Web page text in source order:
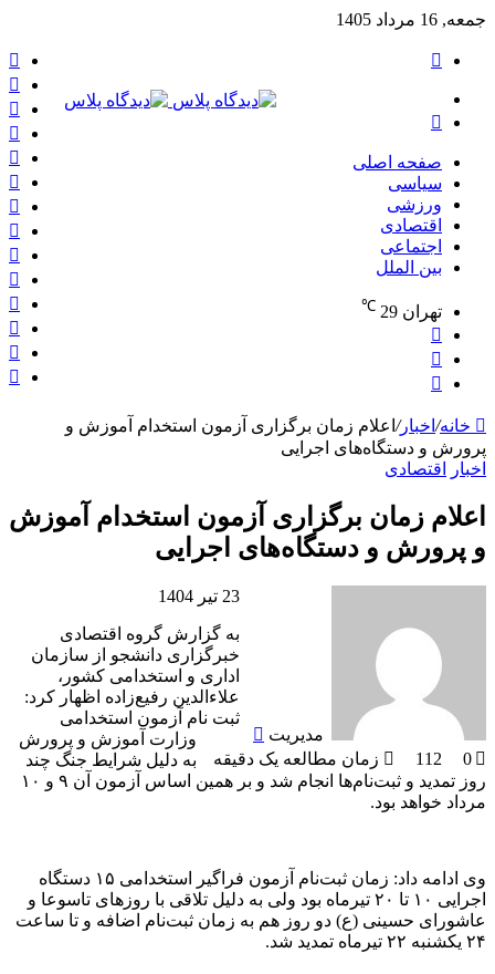
جمعه, 16 مرداد 1405
صفحه اصلی
سیاسی
ورزشی
اقتصادی
اجتماعی
بین الملل
تهران 29
℃
خانه/ اخبار/ اعلام زمان برگزاری آزمون استخدام آموزش و
پرورش و دستگاه‌های اجرایی
اخبار
اقتصادی
اعلام زمان برگزاری آزمون استخدام آموزش
و پرورش و دستگاه‌های اجرایی
مدیریت
ارسال
ایمیل
23 تیر 1404
0 زمان مطالعه یک دقیقه
به گزارش گروه اقتصادی
خبرگزاری دانشجو از سازمان
اداری و استخدامی کشور،
علاءالدین رفیع‌زاده اظهار کرد:
ثبت نام آزمون استخدامی
وزارت آموزش و پرورش
به دلیل شرایط جنگ چند
روز تمدید و ثبت‌نام‌ها انجام شد و بر همین اساس آزمون آن ۹ و ۱۰
مرداد خواهد بود.
وی ادامه داد: زمان ثبت‌نام آزمون فراگیر استخدامی ۱۵ دستگاه
اجرایی ۱۰ تا ۲۰ تیرماه بود ولی به دلیل تلاقی با روز‌های تاسوعا و
عاشورای حسینی (ع) دو روز هم به زمان ثبت‌نام اضافه و تا ساعت
۲۴ یکشنبه ۲۲ تیرماه تمدید شد.